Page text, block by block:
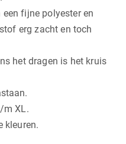
fijne polyester en
erg zacht en toch
het dragen is het kruis
m XL.
kleuren.